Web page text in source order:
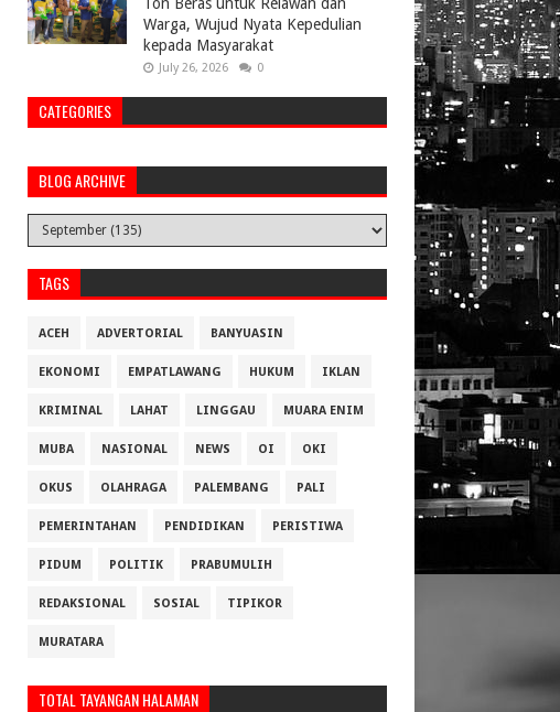
Warga, Wujud Nyata Kepedulian
kepada Masyarakat
July 26, 2026 0
CATEGORIES
BLOG ARCHIVE
TAGS
ACEH ADVERTORIAL BANYUASIN
EKONOMI EMPATLAWANG HUKUM IKLAN
KRIMINAL LAHAT LINGGAU MUARA ENIM
MUBA NASIONAL NEWS OI OKI
OKUS OLAHRAGA PALEMBANG PALI
PEMERINTAHAN PENDIDIKAN PERISTIWA
PIDUM POLITIK PRABUMULIH
REDAKSIONAL SOSIAL TIPIKOR
MURATARA
TOTAL TAYANGAN HALAMAN